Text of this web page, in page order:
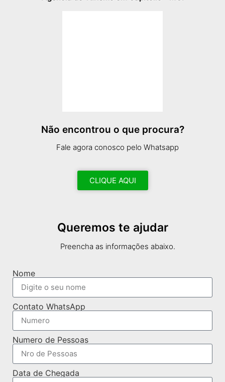
Não encontrou o que procura?
Fale agora conosco pelo Whatsapp
CLIQUE AQUI
Queremos te ajudar
Preencha as informações abaixo.
Nome
Contato WhatsApp
Numero de Pessoas
Data de Chegada